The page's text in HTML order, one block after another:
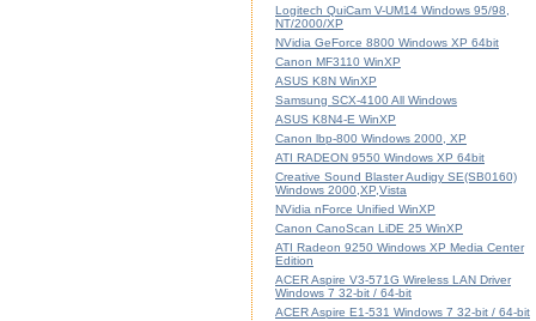
Logitech QuiCam V-UM14 Windows 95/98,
NT/2000/XP
NVidia GeForce 8800 Windows XP 64bit
Canon MF3110 WinXP
ASUS K8N WinXP
Samsung SCX-4100 All Windows
ASUS K8N4-E WinXP
Canon lbp-800 Windows 2000, XP
ATI RADEON 9550 Windows XP 64bit
Creative Sound Blaster Audigy SE(SB0160)
Windows 2000,XP,Vista
NVidia nForce Unified WinXP
Canon CanoScan LiDE 25 WinXP
ATI Radeon 9250 Windows XP Media Center
Edition
ACER Aspire V3-571G Wireless LAN Driver
Windows 7 32-bit / 64-bit
ACER Aspire E1-531 Windows 7 32-bit / 64-bit